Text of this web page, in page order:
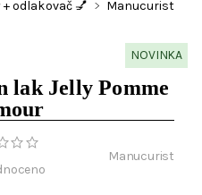
odlakovač 💅
Manucurist
NOVINKA
lak Jelly Pomme
Manucurist